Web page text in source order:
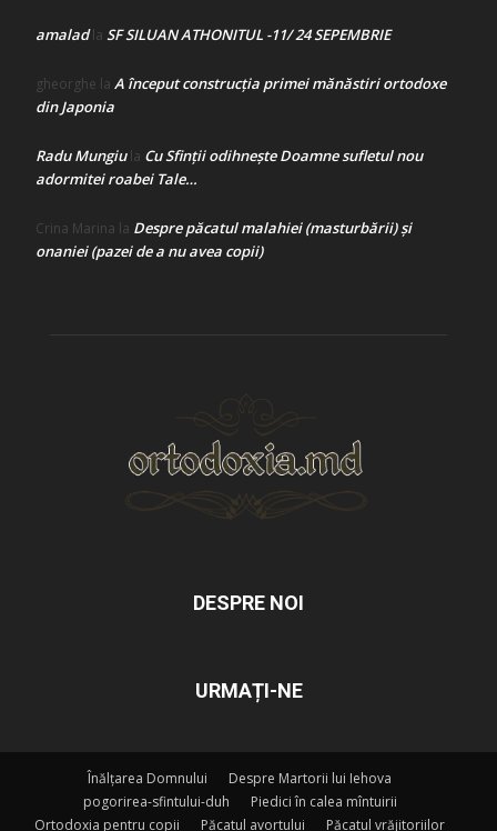
amaladla SF SILUAN ATHONITUL -11/ 24 SEPEMBRIE
gheorghe la A început construcţia primei mănăstiri ortodoxe
din Japonia
Radu Mungiula Cu Sfinții odihnește Doamne sufletul nou
adormitei roabei Tale…
Crina Marina la Despre păcatul malahiei (masturbării) şi
onaniei (pazei de a nu avea copii)
DESPRE NOI
URMAȚI-NE
Înălțarea Domnului
Despre Martorii lui Iehova
pogorirea-sfintului-duh
Piedici în calea mîntuirii
Ortodoxia pentru copii
Păcatul avortului Păcatul vrăjitoriilor